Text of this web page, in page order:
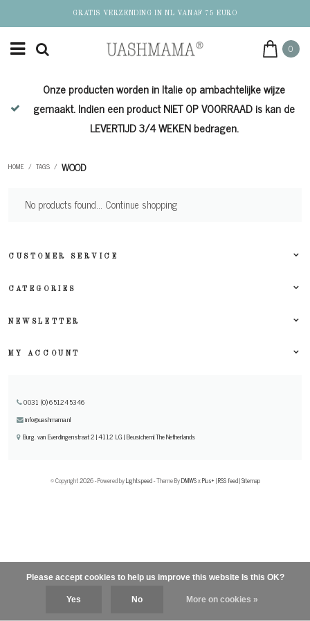
GRATIS VERZENDING IN NL VANAF 75 EURO
0
Onze producten worden in Italie op ambachtelijke wijze
gemaakt. Indien een product NIET OP VOORRAAD is kan de
LEVERTIJD 3/4 WEKEN bedragen.
HOME / TAGS / WOOD
No products found... Continue shopping
CUSTOMER SERVICE
CATEGORIES
NEWSLETTER
MY ACCOUNT
0031 (0) 651245346
info@uashmama.nl
Burg. van Everdingenstraat 2 | 4112 LG | Beusichem| The Netherlands
© Copyright 2026 - Powered byLightspeed- Theme ByDMWSxPlus+|RSS feed|Sitemap
Please accept cookies to help us improve this website Is this OK?
Yes No More on cookies »